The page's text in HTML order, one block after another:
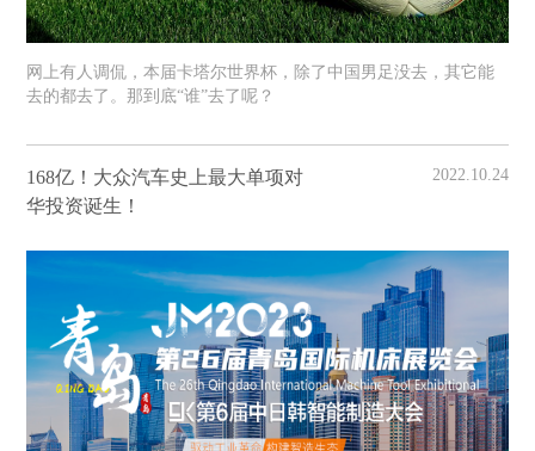
网上有人调侃，本届卡塔尔世界杯，除了中国男足没去，其它能
去的都去了。那到底“谁”去了呢？
168亿！大众汽车史上最大单项对
华投资诞生！
2022.10.24